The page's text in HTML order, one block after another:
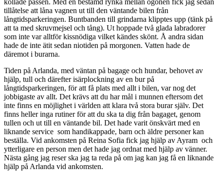
tillåtelse att låna vagnen ut till den väntande bilen från
långtidsparkeringen. Buntbanden till grindarna klipptes upp (tänk på
att ta med skruvmejsel och tång). Ut hoppade två glada labradorer
som inte var alltför kissnödiga vilket kändes skönt. Å andra sidan
hade de inte ätit sedan niotiden på morgonen. Vatten hade de
däremot i burarna.
Tiden på Arlanda, med väntan på bagage och hundar, behovet av
hjälp, tull och därefter isärplockning av en bur på
långtidsparkeringen, för att få plats med allt i bilen, var nog det
jobbigaste av allt. Det krävs att du har mål i munnen eftersom det
inte finns en möjlighet i världen att klara två stora burar själv. Det
finns heller inga rutiner för att du ska ta dig från bagaget, genom
tullen och ut till en väntande bil. Det hade varit önskvärt med en
liknande service som handikappade, barn och äldre personer kan
beställa. Vid ankomsten på Reina Sofia fick jag hjälp av Ayram och
ytterligare en person men det hade jag ordnat med hjälp av vänner.
Nästa gång jag reser ska jag ta reda på om jag kan jag få en liknande
hjälp på Arlanda vid ankomsten.